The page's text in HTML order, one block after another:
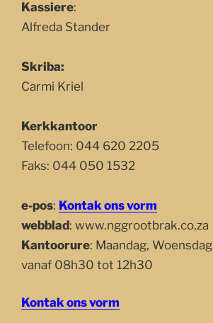
Kassiere:
Alfreda Stander
Skriba:
Carmi Kriel
Kerkkantoor
Telefoon: 044 620 2205
Faks: 044 050 1532
e-pos: Kontak ons vorm
webblad: www.nggrootbrak.co,za
Kantoorure: Maandag,
vanaf 08h30 tot 12h30
Kontak ons vorm